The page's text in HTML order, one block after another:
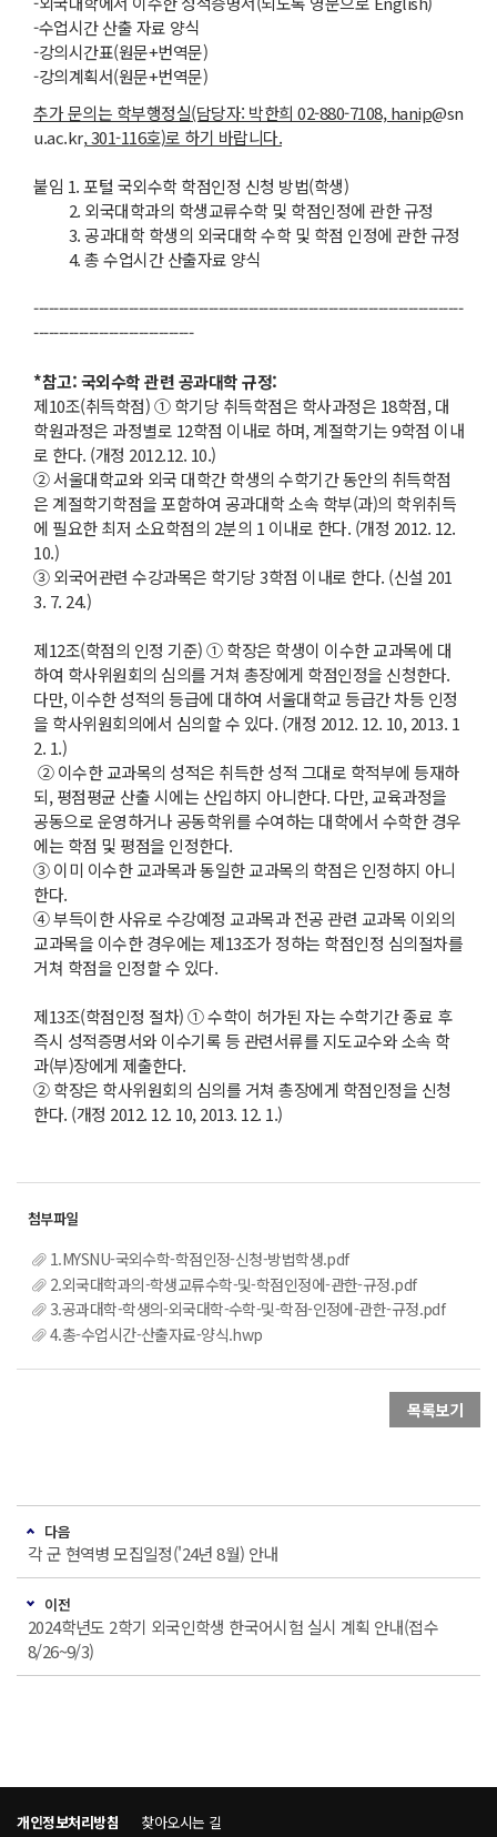
-수업시간 산출 자료 양식
-강의시간표(원문+번역문)
-강의계획서(원문+번역문)
추가 문의는 학부행정실(담당자: 박한희 02-880-7108, hanip@sn
u.ac.kr,301-116호)로 하기 바랍니다.
붙임 1. 포털 국외수학 학점인정 신청 방법(학생)
2. 외국대학과의 학생교류수학 및 학점인정에 관한 규정
3. 공과대학 학생의 외국대학 수학 및 학점 인정에 관한 규정
4. 총 수업시간 산출자료 양식
--------------------------------------------------------------------------------------
--------------------------------
*참고: 국외수학 관련 공과대학 규정:
제10조(취득학점) ① 학기당 취득학점은 학사과정은 18학점, 대
학원과정은 과정별로 12학점 이내로 하며, 계절학기는 9학점 이내
로 한다. (개정 2012.12. 10.)
② 서울대학교와 외국 대학간 학생의 수학기간 동안의 취득학점
은 계절학기학점을 포함하여 공과대학 소속 학부(과)의 학위취득
에 필요한 최저 소요학점의 2분의 1 이내로 한다. (개정 2012. 12.
10.)
③ 외국어관련 수강과목은 학기당 3학점 이내로 한다. (신설 201
3. 7. 24.)
제12조(학점의 인정 기준) ① 학장은 학생이 이수한 교과목에 대
하여 학사위원회의 심의를 거쳐 총장에게 학점인정을 신청한다.
다만, 이수한 성적의 등급에 대하여 서울대학교 등급간 차등 인정
을 학사위원회의에서 심의할 수 있다. (개정 2012. 12. 10, 2013. 1
2. 1.)
② 이수한 교과목의 성적은 취득한 성적 그대로 학적부에 등재하
되, 평점평균 산출 시에는 산입하지 아니한다. 다만, 교육과정을
공동으로 운영하거나 공동학위를 수여하는 대학에서 수학한 경우
에는 학점 및 평점을 인정한다.
③ 이미 이수한 교과목과 동일한 교과목의 학점은 인정하지 아니
한다.
④ 부득이한 사유로 수강예정 교과목과 전공 관련 교과목 이외의
교과목을 이수한 경우에는 제13조가 정하는 학점인정 심의절차를
거쳐 학점을 인정할 수 있다.
제13조(학점인정 절차) ① 수학이 허가된 자는 수학기간 종료 후
즉시 성적증명서와 이수기록 등 관련서류를 지도교수와 소속 학
과(부)장에게 제출한다.
② 학장은 학사위원회의 심의를 거쳐 총장에게 학점인정을 신청
한다. (개정 2012. 12. 10, 2013. 12. 1.)
1.MYSNU-국외수학-학점인정-신청-방법학생.pdf
2.외국대학과의-학생교류수학-및-학점인정에-관한-규정.pdf
3.공과대학-학생의-외국대학-수학-및-학점-인정에-관한-규정.pdf
4.총-수업시간-산출자료-양식.hwp
목록보기
다음
각 군 현역병 모집일정('24년 8월) 안내
이전
2024학년도 2학기 외국인학생 한국어시험 실시 계획 안내(접수
8/26~9/3)
개인정보처리방침 찾아오시는 길